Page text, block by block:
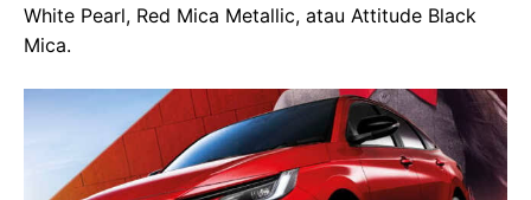
White Pearl, Red Mica Metallic, atau Attitude Black
Mica.